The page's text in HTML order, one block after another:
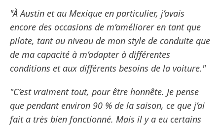
"À Austin et au Mexique en particulier, j’avais
encore des occasions de m’améliorer en tant que
pilote, tant au niveau de mon style de conduite que
de ma capacité à m’adapter à différentes
conditions et aux différents besoins de la voiture."
"C’est vraiment tout, pour être honnête. Je pense
que pendant environ 90 % de la saison, ce que j’ai
fait a très bien fonctionné. Mais il y a eu certains